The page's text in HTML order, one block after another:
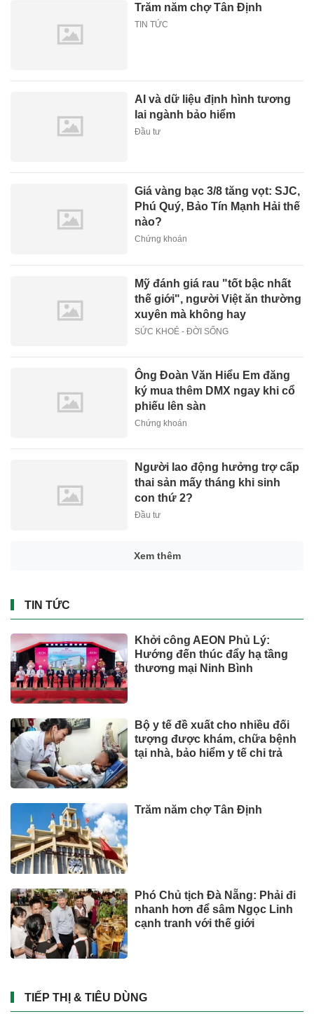
Trăm năm chợ Tân Định
TIN TỨC
AI và dữ liệu định hình tương
lai ngành bảo hiểm
Đầu tư
Giá vàng bạc 3/8 tăng vọt: SJC,
Phú Quý, Bảo Tín Mạnh Hải thế
nào?
Chứng khoán
Mỹ đánh giá rau "tốt bậc nhất
thế giới", người Việt ăn thường
xuyên mà không hay
SỨC KHOẺ - ĐỜI SỐNG
Ông Đoàn Văn Hiểu Em đăng
ký mua thêm DMX ngay khi cổ
phiếu lên sàn
Chứng khoán
Người lao động hưởng trợ cấp
thai sản mấy tháng khi sinh
con thứ 2?
Đầu tư
Xem thêm
TIN TỨC
Khởi công AEON Phủ Lý:
Hướng đến thúc đẩy hạ tầng
thương mại Ninh Bình
Bộ y tế đề xuất cho nhiều đối
tượng được khám, chữa bệnh
tại nhà, bảo hiểm y tế chi trả
Trăm năm chợ Tân Định
Phó Chủ tịch Đà Nẵng: Phải đi
nhanh hơn để sâm Ngọc Linh
cạnh tranh với thế giới
TIẾP THỊ & TIÊU DÙNG